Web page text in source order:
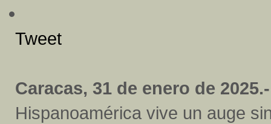
Tweet
Caracas, 31 de enero de 2025.-
Hispanoamérica vive un auge